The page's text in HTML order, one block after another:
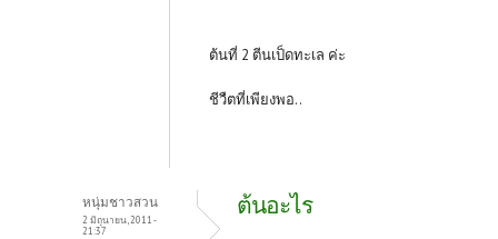
ต้นที่ 2 ตีนเป็ดทะเล ค่ะ
ชีวืตที่เพียงพอ..
หนุ่มชาวสวน
2 มิถุนายน, 2011 -
21:37
ต้นอะไร